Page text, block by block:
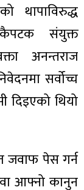
थापाविरुद्ध
संयुक्त
अनन्तराज
सर्वोच्च
दिइएको थियो
जवाफ पेस गर्न
आफ्नो कानुन